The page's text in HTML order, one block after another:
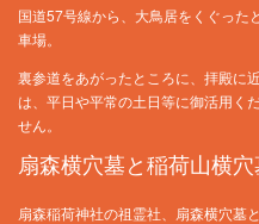
国道57号線から、大鳥居をくぐった
車場。
裏参道をあがったところに、拝殿に
は、平日や平常の土日等に御活用く
せん。
扇森横穴墓と稲荷山横
扇森稲荷神社の祖霊社、扇森横穴墓